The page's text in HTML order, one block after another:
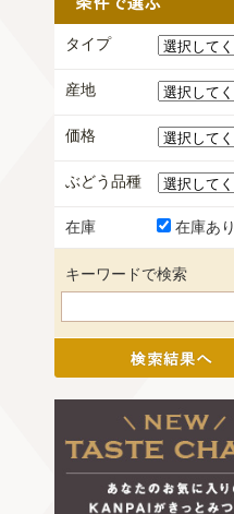
タイプ
産地
価格
ぶどう品種
在庫 在庫あり
キーワードで検索